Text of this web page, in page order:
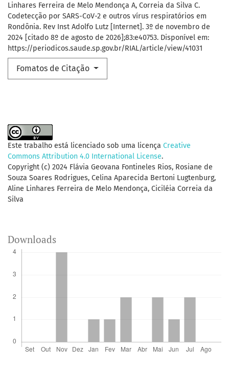
Linhares Ferreira de Melo Mendonça A, Correia da Silva C.
Codetecção por SARS-CoV-2 e outros vírus respiratórios em
Rondônia. Rev Inst Adolfo Lutz [Internet]. 3º de novembro de
2024 [citado 8º de agosto de 2026];83:e40753. Disponível em:
https://periodicos.saude.sp.gov.br/RIAL/article/view/41031
Fomatos de Citação
Este trabalho está licenciado sob uma licença Creative
Commons Attribution 4.0 International License.
Copyright (c) 2024 Flávia Geovana Fontineles Rios, Rosiane de
Souza Soares Rodrigues, Celina Aparecida Bertoni Lugtenburg,
Aline Linhares Ferreira de Melo Mendonça, Ciciléia Correia da
Silva
Downloads